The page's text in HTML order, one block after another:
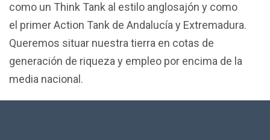
como un Think Tank al estilo anglosajón y como
el primer Action Tank de Andalucía y Extremadura.
Queremos situar nuestra tierra en cotas de
generación de riqueza y empleo por encima de la
media nacional.